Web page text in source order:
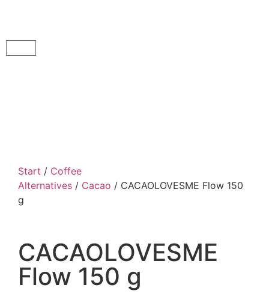
Start / Coffee
Alternatives / Cacao / CACAOLOVESME Flow 150
g
CACAOLOVESME
Flow 150 g